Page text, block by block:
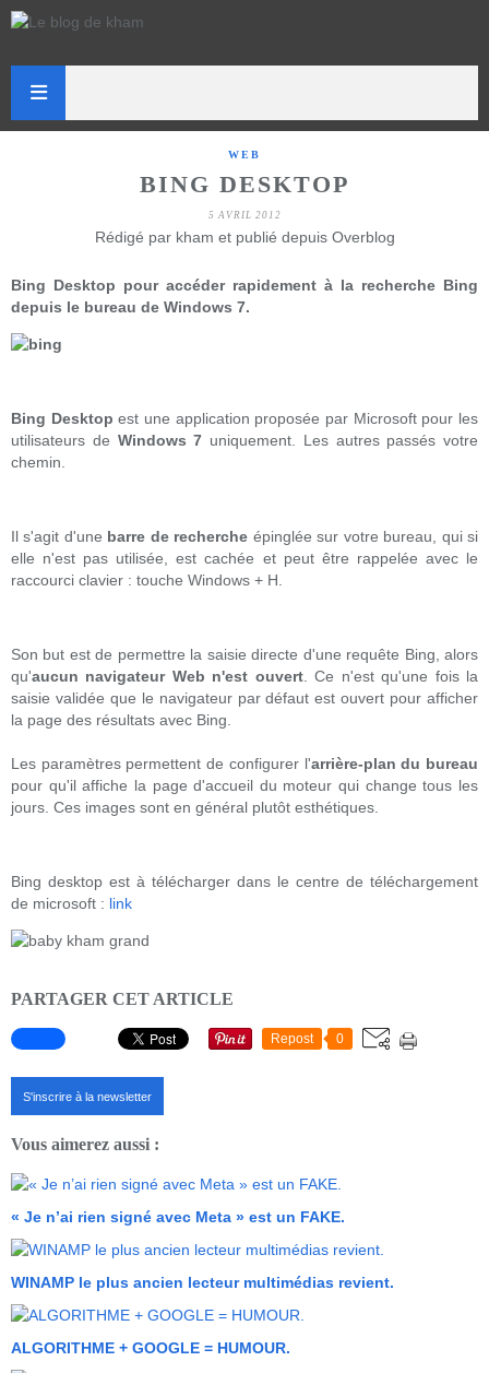
WEB
BING DESKTOP
5 AVRIL 2012
Rédigé par kham et publié depuis Overblog
Bing Desktop pour accéder rapidement à la recherche Bing
depuis le bureau de Windows 7.
Bing Desktop est une application proposée par Microsoft pour les
utilisateurs de Windows 7 uniquement. Les autres passés votre
chemin.
Il s'agit d'une barre de recherche épinglée sur votre bureau, qui si
elle n'est pas utilisée, est cachée et peut être rappelée avec le
raccourci clavier : touche Windows + H.
Son but est de permettre la saisie directe d'une requête Bing, alors
qu'aucun navigateur Web n'est ouvert. Ce n'est qu'une fois la
saisie validée que le navigateur par défaut est ouvert pour afficher
la page des résultats avec Bing.
Les paramètres permettent de configurer l'arrière-plan du bureau
pour qu'il affiche la page d'accueil du moteur qui change tous les
jours. Ces images sont en général plutôt esthétiques.
Bing desktop est à télécharger dans le centre de téléchargement
de microsoft : link
PARTAGER CET ARTICLE
Repost 0
S'inscrire à la newsletter
Vous aimerez aussi :
« Je n’ai rien signé avec Meta » est un FAKE.
WINAMP le plus ancien lecteur multimédias revient.
ALGORITHME + GOOGLE = HUMOUR.